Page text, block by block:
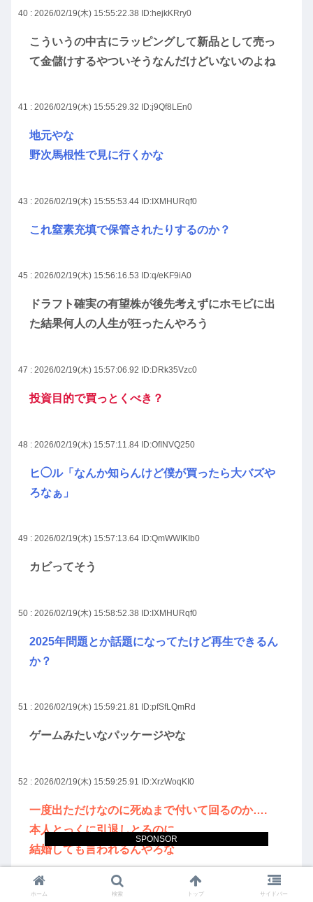
SPONSOR
40 : 2026/02/19(木) 15:55:22.38 ID:hejkKRry0
こういうの中古にラッピングして新品として売っ
て金儲けするやついそうなんだけどいないのよね
41 : 2026/02/19(木) 15:55:29.32 ID:j9Qf8LEn0
地元やな
野次馬根性で見に行くかな
43 : 2026/02/19(木) 15:55:53.44 ID:IXMHURqf0
これ窒素充填で保管されたりするのか？
45 : 2026/02/19(木) 15:56:16.53 ID:q/eKF9iA0
ドラフト確実の有望株が後先考えずにホモビに出
た結果何人の人生が狂ったんやろう
47 : 2026/02/19(木) 15:57:06.92 ID:DRk35Vzc0
投資目的で買っとくべき？
48 : 2026/02/19(木) 15:57:11.84 ID:OfINVQ250
ヒ◯ル「なんか知らんけど僕が買ったら大バズや
ろなぁ」
49 : 2026/02/19(木) 15:57:13.64 ID:QmWWIKIb0
カビってそう
50 : 2026/02/19(木) 15:58:52.38 ID:IXMHURqf0
2025年問題とか話題になってたけど再生できるん
か？
51 : 2026/02/19(木) 15:59:21.81 ID:pfSfLQmRd
ゲームみたいなパッケージやな
52 : 2026/02/19(木) 15:59:25.91 ID:XrzWoqKI0
一度出ただけなのに死ぬまで付いて回るのか….
本人とっくに引退しとるのに
結婚しても言われるんやろな
55 : 2026/02/19(木) 16:00:49.89 ID:Xp88cfHb0
ホーム 検索 トップ サイドバー